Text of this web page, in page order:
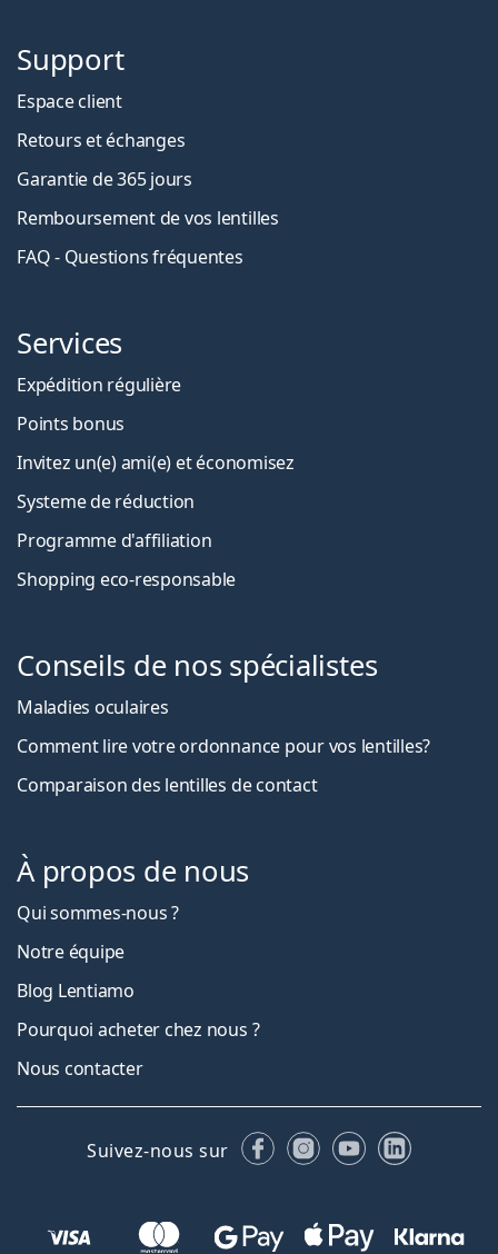
Support
Espace client
Retours et échanges
Garantie de 365 jours
Remboursement de vos lentilles
FAQ - Questions fréquentes
Services
Expédition régulière
Points bonus
Invitez un(e) ami(e) et économisez
Systeme de réduction
Programme d'affiliation
Shopping eco-responsable
Conseils de nos spécialistes
Maladies oculaires
Comment lire votre ordonnance pour vos lentilles?
Comparaison des lentilles de contact
À propos de nous
Qui sommes-nous ?
Notre équipe
Blog Lentiamo
Pourquoi acheter chez nous ?
Nous contacter
Suivez-nous sur FacebookInstagram
YouTubeLinkedIn